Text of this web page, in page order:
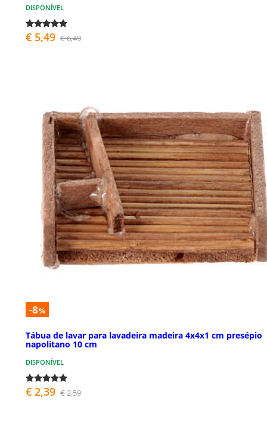
DISPONÍVEL
€ 5,49 € 6,49
-8%
Tábua de lavar para lavadeira madeira 4x4x1 cm presépio
napolitano 10 cm
DISPONÍVEL
€ 2,39 € 2,59